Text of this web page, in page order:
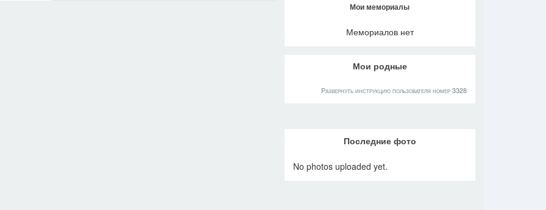
Мои мемориалы
Мемориалов нет
Мои родные
Развернуть инструкцию пользователя номер 3328
Последние фото
No photos uploaded yet.